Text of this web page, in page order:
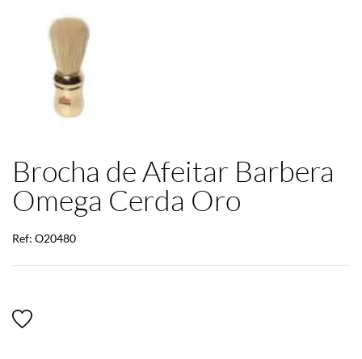
Brocha de Afeitar Barbera
Omega Cerda Oro
Ref: O20480